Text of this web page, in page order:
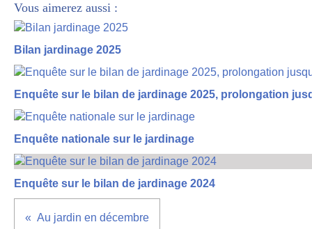
Vous aimerez aussi :
Bilan jardinage 2025
Enquête sur le bilan de jardinage 2025, prolongation
Enquête nationale sur le jardinage
Enquête sur le bilan de jardinage 2024
Au jardin en décembre​